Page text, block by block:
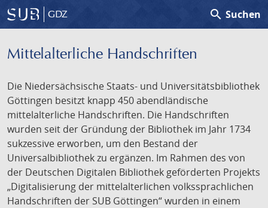
GDZ search Suchen
Mittelalterliche Handschriften
Die Niedersächsische Staats- und Universitätsbibliothek
Göttingen besitzt knapp 450 abendländische
mittelalterliche Handschriften. Die Handschriften
wurden seit der Gründung der Bibliothek im Jahr 1734
sukzessive erworben, um den Bestand der
Universalbibliothek zu ergänzen. Im Rahmen des von
der Deutschen Digitalen Bibliothek geförderten Projekts
„Digitalisierung der mittelalterlichen volkssprachlichen
Handschriften der SUB Göttingen“ wurden in einem